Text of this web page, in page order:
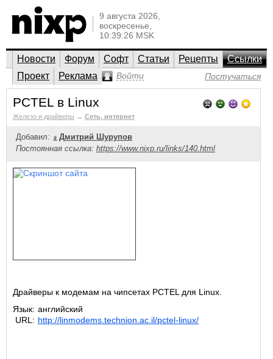
9 августа 2026,
воскресенье,
10:39:26 MSK
Новости Форум Софт Статьи Рецепты
Ссылки
Проект
Реклама Войти Постучаться
PCTEL в Linux
Железо и драйверы → Сеть, интернет
Добавил:
Дмитрий Шурупов
Постоянная ссылка: https://www.nixp.ru/links/140.html
Драйверы к модемам на чипсетах PCTEL для Linux.
Язык: английский
URL: http://linmodems.technion.ac.il/pctel-linux/